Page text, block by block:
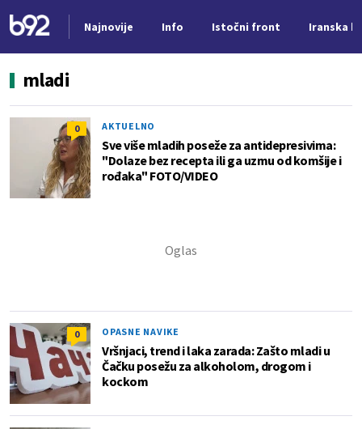
Najnovije Info Istočni front Iranska
mladi
0 AKTUELNO
Sve više mladih poseže za antidepresivima:
"Dolaze bez recepta ili ga uzmu od komšije i
rođaka" FOTO/VIDEO
0 OPASNE NAVIKE
Vršnjaci, trend i laka zarada: Zašto mladi u
Čačku posežu za alkoholom, drogom i
kockom